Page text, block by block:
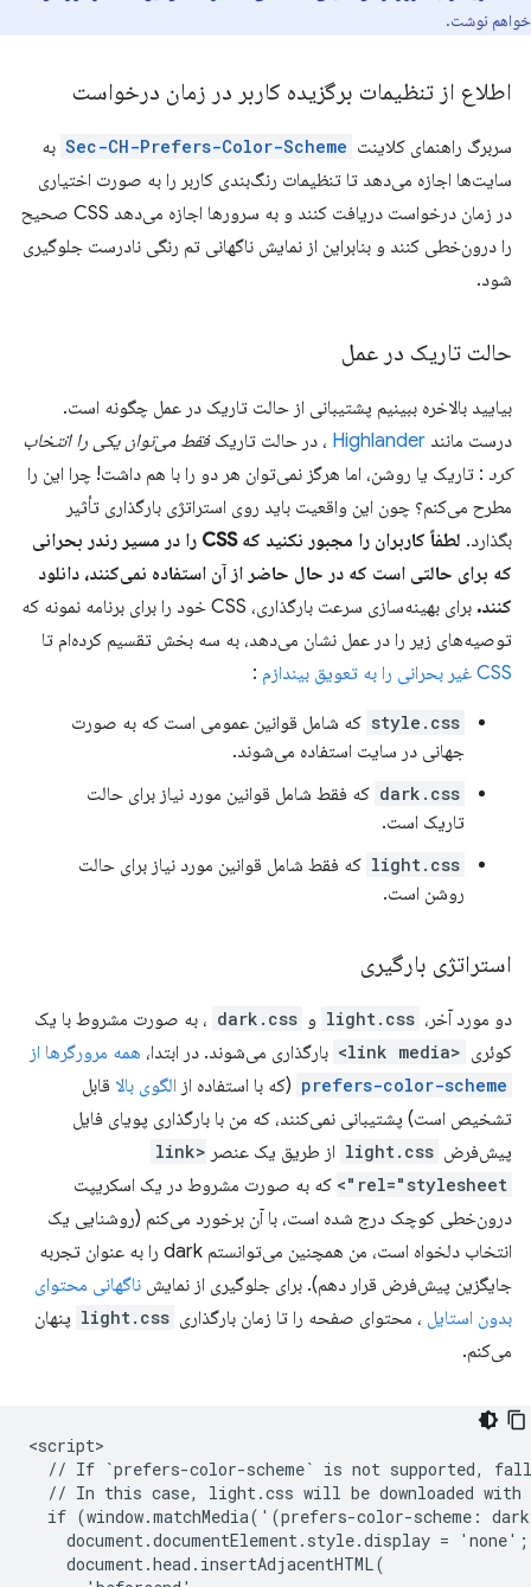
خواهم نوشت.
اطلاع از تنظیمات برگزیده کاربر در زمان درخواست
سربرگ راهنمای کلاینت Sec-CH-Prefers-Color-Scheme به
سایت‌ها اجازه می‌دهد تا تنظیمات رنگ‌بندی کاربر را به صورت اختیاری
در زمان درخواست دریافت کنند و به سرورها اجازه می‌دهد CSS صحیح
را درون‌خطی کنند و بنابراین از نمایش ناگهانی تم رنگی نادرست جلوگیری
شود.
حالت تاریک در عمل
بیایید بالاخره ببینیم پشتیبانی از حالت تاریک در عمل چگونه است.
درست مانند Highlander ، در حالت تاریکفقط می‌توان یکی را انتخاب
کرد : تاریک یا روشن، اما هرگز نمی‌توان هر دو را با هم داشت! چرا این را
مطرح می‌کنم؟ چون این واقعیت باید روی استراتژی بارگذاری تأثیر
بگذارد.
لطفاً کاربران را مجبور نکنید که CSS را در مسیر رندر بحرانی
که برای حالتی است که در حال حاضر از آن استفاده نمی‌کنند، دانلود
کنند.
برای بهینه‌سازی سرعت بارگذاری، CSS خود را برای برنامه نمونه که
توصیه‌های زیر را در عمل نشان می‌دهد، به سه بخش تقسیم کرده‌ام تا
CSS غیر بحرانی را به تعویق بیندازم
:
style.css که شامل قوانین عمومی است که به صورت
جهانی در سایت استفاده می‌شوند.
dark.css که فقط شامل قوانین مورد نیاز برای حالت
تاریک است.
light.css که فقط شامل قوانین مورد نیاز برای حالت
روشن است.
استراتژی بارگیری
دو مورد آخر، light.css و dark.css ، به صورت مشروط با یک
کوئری <link media> بارگذاری می‌شوند. در ابتدا، همه مرورگرها از
prefers-color-scheme (که با استفاده از الگوی بالا قابل
تشخیص است) پشتیبانی نمی‌کنند، که من با بارگذاری پویای فایل
پیش‌فرض light.css از طریق یک عنصر
<link
rel="stylesheet">
که به صورت مشروط در یک اسکریپت
درون‌خطی کوچک درج شده است، با آن برخورد می‌کنم (روشنایی یک
انتخاب دلخواه است، من همچنین می‌توانستم dark را به عنوان تجربه
جایگزین پیش‌فرض قرار دهم). برای جلوگیری از نمایش ناگهانی محتوای
بدون استایل ، محتوای صفحه را تا زمان بارگذاری light.css پنهان
می‌کنم.
<script>
// If `prefers-color-scheme` is not supported,
// In this case, light.css will be downloaded with
if (window.matchMedia('(prefers-color-scheme:
    document.documentElement.style.display = 'none';
    document.head.insertAdjacentHTML(